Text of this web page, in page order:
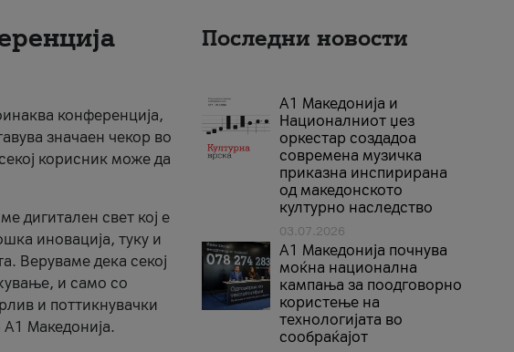
конференција,
значаен чекор во
корисник може да
дигитален свет кој е
иновација, туку и
Веруваме дека секој
и само со
и поттикнувачки
А1 Македонија.
Последни новости
А1 Македонија и
Националниот џез
оркестар создадоа
современа музичка
приказна инспирирана
од македонското
културно наследство
03.07.2026
A1 Македонија почнува
моќна национална
кампања за поодговорно
користење на
технологијата во
сообраќајот